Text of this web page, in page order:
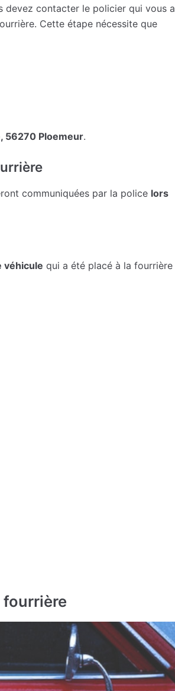
devez contacter le policier qui vous a
Cette étape nécessite que
56270 Ploemeur.
communiquées par la police lors
véhicule qui a été placé à la fourrière
fourrière